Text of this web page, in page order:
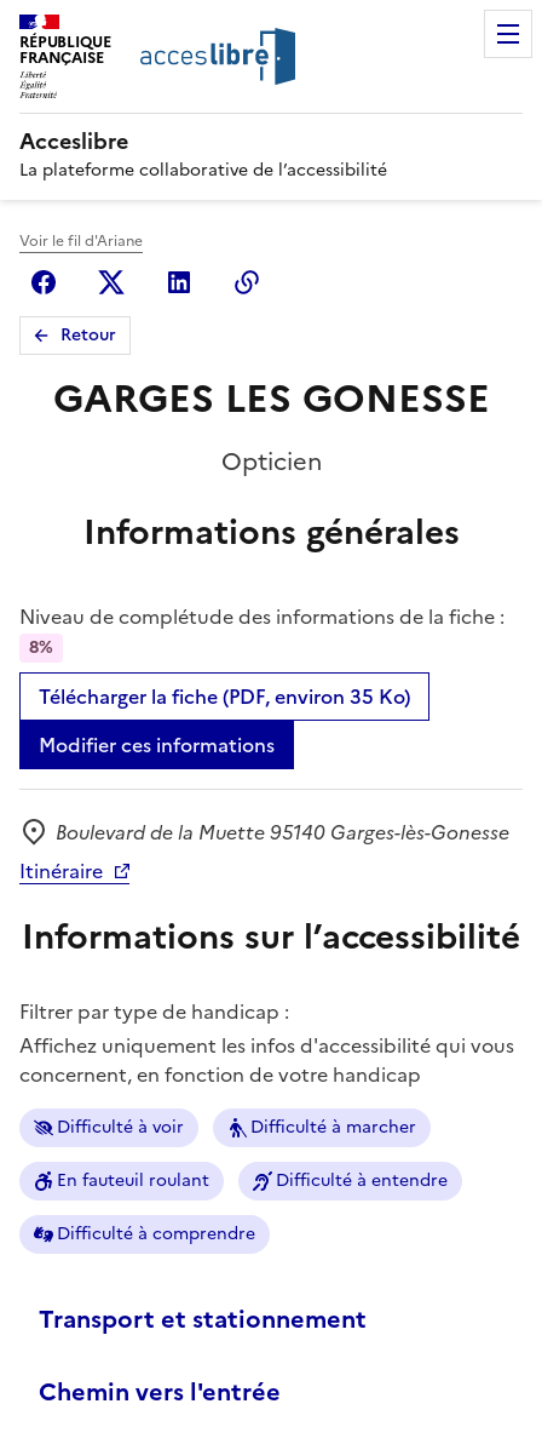
RÉPUBLIQUE
FRANÇAISE
Acceslibre
La plateforme collaborative de l’accessibilité
Voir le fil d'Ariane
FacebookX (anciennement Twitter)
Linkedin
Retour
GARGES LES GONESSE
Opticien
Informations générales
Niveau de complétude des informations de la fiche :
8%
Télécharger la fiche (PDF, environ 35 Ko)
Modifier ces informations
Adresse
Boulevard de la Muette 95140 Garges-lès-Gonesse
Itinéraire
Informations sur l’accessibilité
Filtrer par type de handicap :
Affichez uniquement les infos d'accessibilité qui vous
concernent, en fonction de votre handicap
Difficulté à voir Difficulté à marcher
En fauteuil roulant Difficulté à entendre
Difficulté à comprendre
Transport et stationnement
Chemin vers l'entrée